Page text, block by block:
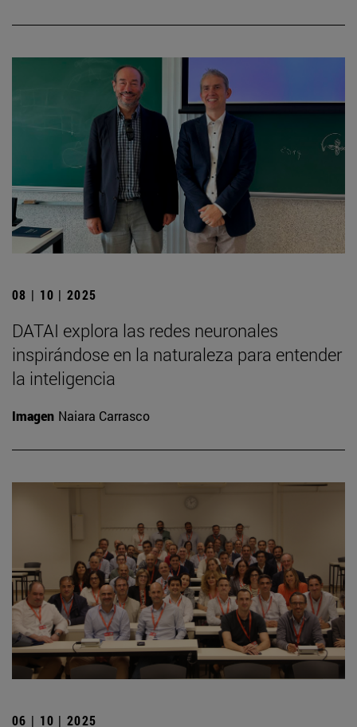
08 | 10 | 2025
DATAI explora las redes neuronales
inspirándose en la naturaleza para entender
la inteligencia
Imagen Naiara Carrasco
06 | 10 | 2025